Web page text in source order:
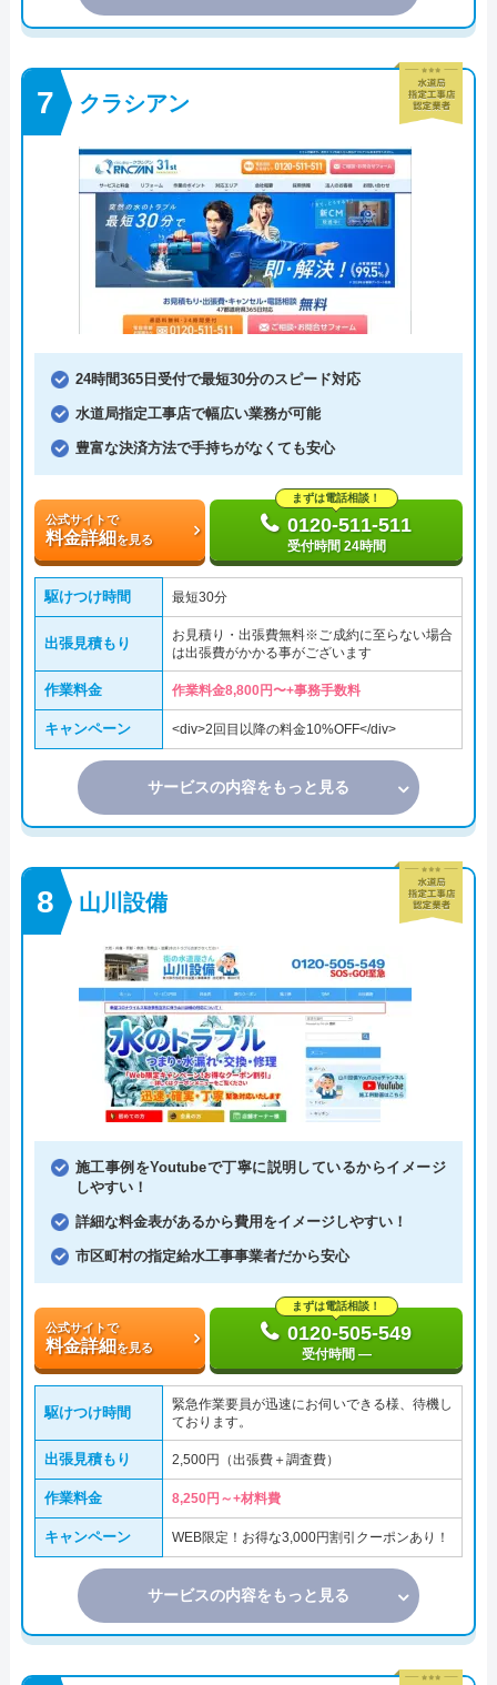
クラシアン
24時間365日受付で最短30分のスピード対応
水道局指定工事店で幅広い業務が可能
豊富な決済方法で手持ちがなくても安心
公式サイトで
料金詳細を見る
まずは電話相談！
0120-511-511
受付時間 24時間
駆けつけ時間 最短30分
出張見積もり
お見積り・出張費無料※ご成約に至らない場合
は出張費がかかる事がございます
作業料金 作業料金8,800円〜+事務手数料
キャンペーン <div>2回目以降の料金10%OFF</div>
サービスの内容をもっと見る
山川設備
施工事例をYoutubeで丁寧に説明しているからイメージ
しやすい！
詳細な料金表があるから費用をイメージしやすい！
市区町村の指定給水工事事業者だから安心
公式サイトで
料金詳細を見る
まずは電話相談！
0120-505-549
受付時間 ―
駆けつけ時間
緊急作業要員が迅速にお伺いできる様、待機し
ております。
出張見積もり 2,500円（出張費＋調査費）
作業料金 8,250円～+材料費
キャンペーン WEB限定！お得な3,000円割引クーポンあり！
サービスの内容をもっと見る